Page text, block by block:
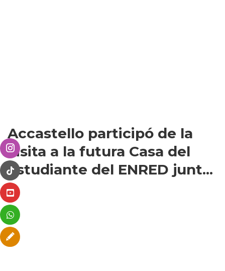
Accastello participó de la
visita a la futura Casa del
Estudiante del ENRED junt...